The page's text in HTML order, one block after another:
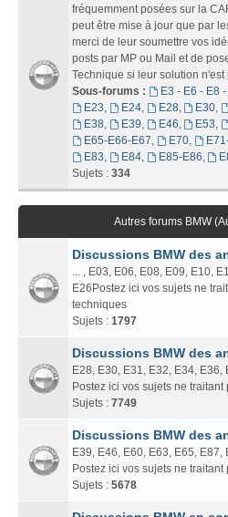
fréquemment posées sur la
peut être mise à jour que par
merci de leur soumettre vos
posts par MP ou Mail et de
Technique si leur solution n'est
Sous-forums :
E3 - E6 - E8
E23, E24, E28, E30,
E38, E39, E46, E53,
E65-E66-E67, E70,
E83, E84, E85-E86,
Sujets : 334
Autres forums BMW
Discussions BMW des
... , E03, E06, E08, E09, E10,
E26Postez ici vos sujets ne
techniques
Sujets : 1797
Discussions BMW des
E28, E30, E31, E32, E34, E36,
Postez ici vos sujets ne
Sujets : 7749
Discussions BMW des
E39, E46, E60, E63, E65, E87,
Postez ici vos sujets ne
Sujets : 5678